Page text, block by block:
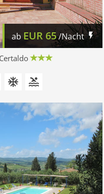
ab EUR 65/Nacht